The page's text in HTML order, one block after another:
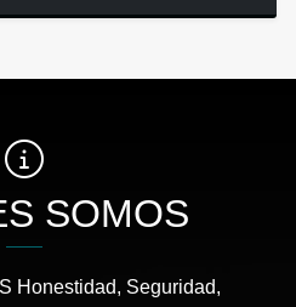
SOMOS
Honestidad, Seguridad,